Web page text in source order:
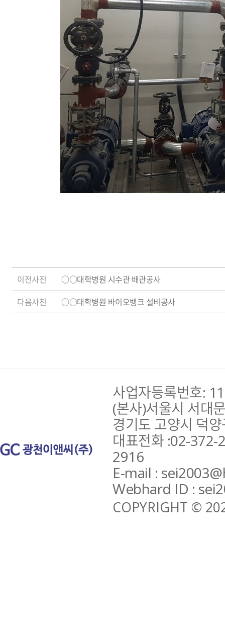
이전사진 ○○대학병원 시수관 배관공사
다음사진 ○○대학병원 바이오뱅크 설비공사
사업자등록번호:
(본사)서울시 서대
경기도 고양시 덕
대표전화 :02-
2916
E-mail :
Webhard ID :
COPYRIGHT ©